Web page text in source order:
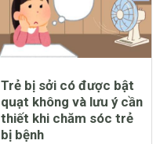
Trẻ bị sởi có được bật
quạt không và lưu ý cần
thiết khi chăm sóc trẻ
bị bệnh